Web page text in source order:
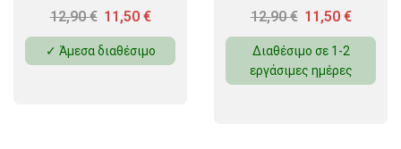
12,90€ 11,50 €
✓ Άμεσα διαθέσιμο
12,90€ 11,50 €
Διαθέσιμο σε 1-2
εργάσιμες ημέρες